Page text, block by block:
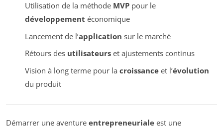
Utilisation de la méthode MVPpour le
développement économique
Lancement de l’application sur le marché
Rétours des utilisateurset ajustements continus
Vision à long terme pour la croissanceet l’évolution
du produit
Démarrer une aventure entrepreneuriale est une